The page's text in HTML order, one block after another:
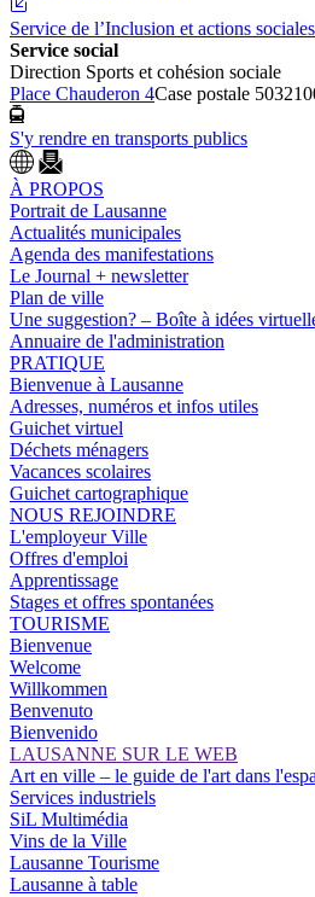
Service de l’Inclusion et actions
Service social
Direction Sports et cohésion sociale
Place Chauderon 4Case postale 5032
S'y rendre en transports publics
À PROPOS
Portrait de Lausanne
Actualités municipales
Agenda des manifestations
Le Journal + newsletter
Plan de ville
Une suggestion? – Boîte à idées
Annuaire de l'administration
PRATIQUE
Bienvenue à Lausanne
Adresses, numéros et infos utiles
Guichet virtuel
Déchets ménagers
Vacances scolaires
Guichet cartographique
NOUS REJOINDRE
L'employeur Ville
Offres d'emploi
Apprentissage
Stages et offres spontanées
TOURISME
Bienvenue
Welcome
Willkommen
Benvenuto
Bienvenido
LAUSANNE SUR LE WEB
Art en ville – le guide de l'art dans
Services industriels
SiL Multimédia
Vins de la Ville
Lausanne Tourisme
Lausanne à table